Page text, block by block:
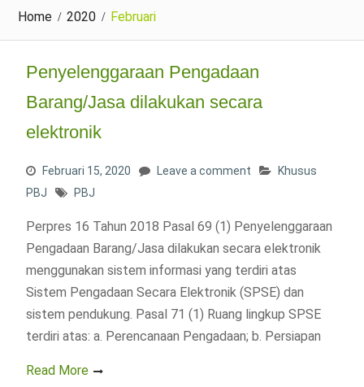
Home 2020 Februari
Penyelenggaraan Pengadaan
Barang/Jasa dilakukan secara
elektronik
Februari 15, 2020 Leave a comment
Khusus
PBJ
PBJ
Perpres 16 Tahun 2018 Pasal 69 (1) Penyelenggaraan
Pengadaan Barang/Jasa dilakukan secara elektronik
menggunakan sistem informasi yang terdiri atas
Sistem Pengadaan Secara Elektronik (SPSE) dan
sistem pendukung. Pasal 71 (1) Ruang lingkup SPSE
terdiri atas: a. Perencanaan Pengadaan; b. Persiapan
Read More